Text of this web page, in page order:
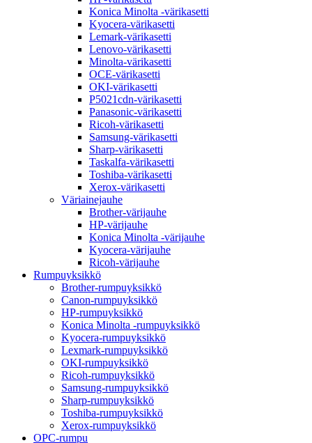
Konica Minolta -värikasetti
Kyocera-värikasetti
Lemark-värikasetti
Lenovo-värikasetti
Minolta-värikasetti
OCE-värikasetti
OKI-värikasetti
P5021cdn-värikasetti
Panasonic-värikasetti
Ricoh-värikasetti
Samsung-värikasetti
Sharp-värikasetti
Taskalfa-värikasetti
Toshiba-värikasetti
Xerox-värikasetti
Väriainejauhe
Brother-värijauhe
HP-värijauhe
Konica Minolta -värijauhe
Kyocera-värijauhe
Ricoh-värijauhe
Rumpuyksikkö
Brother-rumpuyksikkö
Canon-rumpuyksikkö
HP-rumpuyksikkö
Konica Minolta -rumpuyksikkö
Kyocera-rumpuyksikkö
Lexmark-rumpuyksikkö
OKI-rumpuyksikkö
Ricoh-rumpuyksikkö
Samsung-rumpuyksikkö
Sharp-rumpuyksikkö
Toshiba-rumpuyksikkö
Xerox-rumpuyksikkö
OPC-rumpu